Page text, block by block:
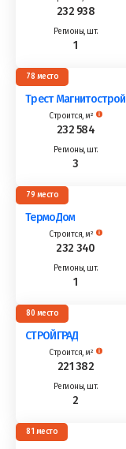
232 938
1
78
Трест Магнитострой
232 584
3
79
ТермоДом
232 340
1
80
СТРОЙГРАД
221 382
2
81